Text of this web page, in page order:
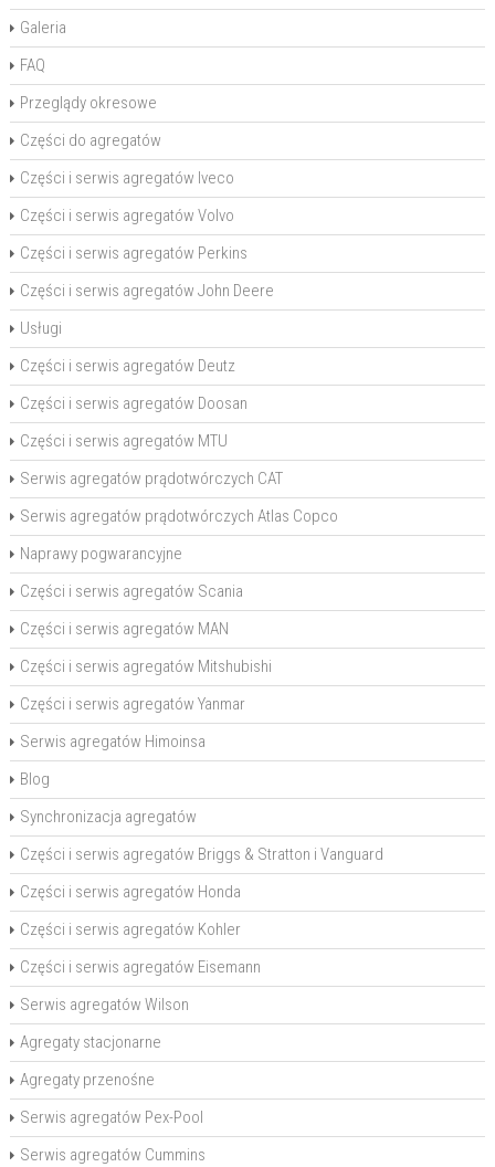
Galeria
FAQ
Przeglądy okresowe
Części do agregatów
Części i serwis agregatów Iveco
Części i serwis agregatów Volvo
Części i serwis agregatów Perkins
Części i serwis agregatów John Deere
Usługi
Części i serwis agregatów Deutz
Części i serwis agregatów Doosan
Części i serwis agregatów MTU
Serwis agregatów prądotwórczych CAT
Serwis agregatów prądotwórczych Atlas Copco
Naprawy pogwarancyjne
Części i serwis agregatów Scania
Części i serwis agregatów MAN
Części i serwis agregatów Mitshubishi
Części i serwis agregatów Yanmar
Serwis agregatów Himoinsa
Blog
Synchronizacja agregatów
Części i serwis agregatów Briggs & Stratton i Vanguard
Części i serwis agregatów Honda
Części i serwis agregatów Kohler
Części i serwis agregatów Eisemann
Serwis agregatów Wilson
Agregaty stacjonarne
Agregaty przenośne
Serwis agregatów Pex-Pool
Serwis agregatów Cummins